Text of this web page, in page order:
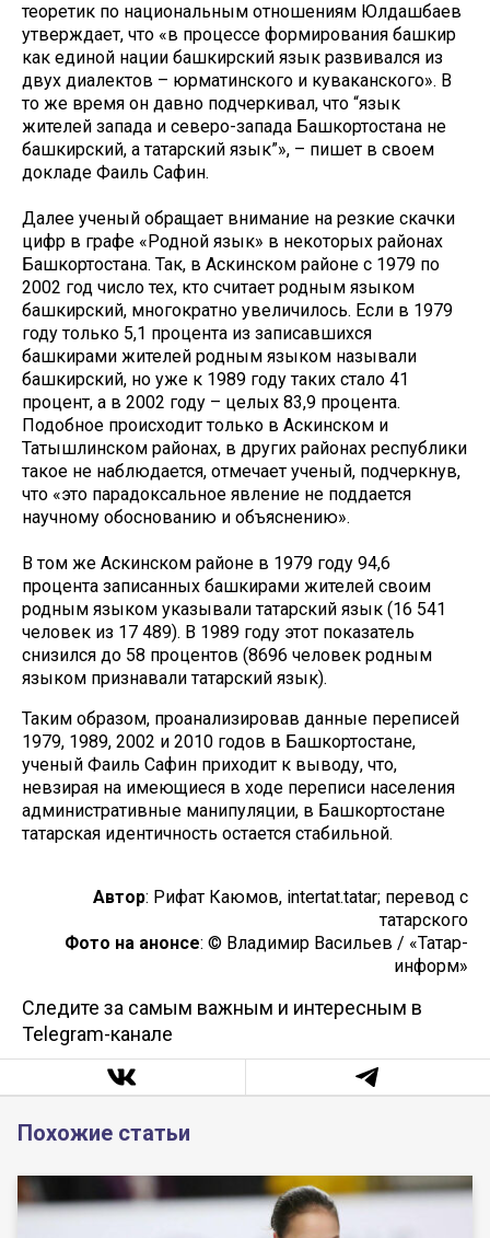
теоретик по национальным отношениям Юлдашбаев
утверждает, что «в процессе формирования башкир
как единой нации башкирский язык развивался из
двух диалектов – юрматинского и куваканского». В
то же время он давно подчеркивал, что “язык
жителей запада и северо-запада Башкортостана не
башкирский, а татарский язык”», – пишет в своем
докладе Фаиль Сафин.
Далее ученый обращает внимание на резкие скачки
цифр в графе «Родной язык» в некоторых районах
Башкортостана. Так, в Аскинском районе с 1979 по
2002 год число тех, кто считает родным языком
башкирский, многократно увеличилось. Если в 1979
году только 5,1 процента из записавшихся
башкирами жителей родным языком называли
башкирский, но уже к 1989 году таких стало 41
процент, а в 2002 году – целых 83,9 процента.
Подобное происходит только в Аскинском и
Татышлинском районах, в других районах республики
такое не наблюдается, отмечает ученый, подчеркнув,
что «это парадоксальное явление не поддается
научному обоснованию и объяснению».
В том же Аскинском районе в 1979 году 94,6
процента записанных башкирами жителей своим
родным языком указывали татарский язык (16 541
человек из 17 489). В 1989 году этот показатель
снизился до 58 процентов (8696 человек родным
языком признавали татарский язык).
Таким образом, проанализировав данные переписей
1979, 1989, 2002 и 2010 годов в Башкортостане,
ученый Фаиль Сафин приходит к выводу, что,
невзирая на имеющиеся в ходе переписи населения
административные манипуляции, в Башкортостане
татарская идентичность остается стабильной.
Автор: Рифат Каюмов, intertat.tatar; перевод с
татарского
Фото на анонсе: © Владимир Васильев / «Татар-
информ»
Следите за самым важным и интересным в
Telegram-канале
Похожие статьи